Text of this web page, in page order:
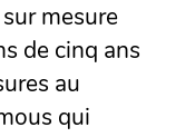
mesure
de cinq ans
au
qui